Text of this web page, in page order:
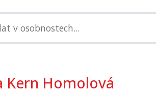
Kern Homolová